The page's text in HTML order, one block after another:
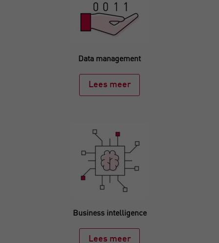
Data management
Lees meer
Business intelligence
Lees meer